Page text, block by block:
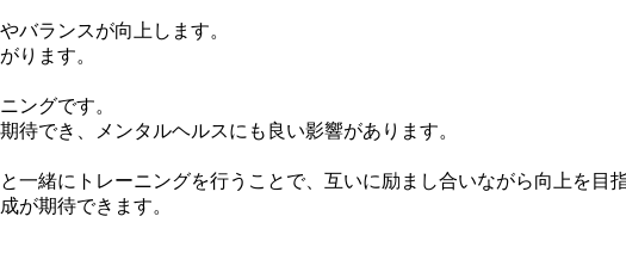
バランスが向上します。
ります。
ングです。
待でき、メンタルヘルスにも良い影響があります。
一緒にトレーニングを行うことで、互いに励まし合いながら向上を目
が期待できます。